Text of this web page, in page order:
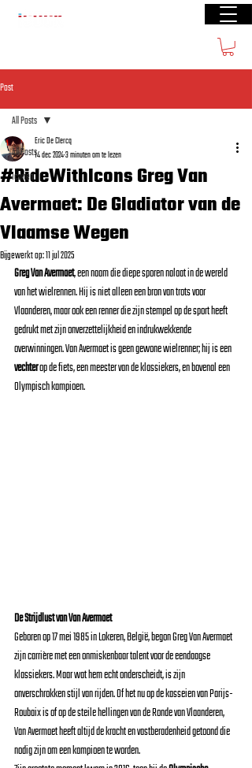
Post
All Posts
Iconen
All Posts
#RideWithIcons Greg Van
Avermaet: De Gladiator van de
Vlaamse Wegen
Eric De Clercq
14 dec 20243 minuten om te lezen
Bijgewerkt op:11 jul 2025
Greg Van Avermaet, een naam die diepe sporen nalaat in de wereld
van het wielrennen. Hij is niet alleen een bron van trots voor
Vlaanderen, maar ook een renner die zijn stempel op de sport heeft
gedrukt met zijn onverzettelijkheid en indrukwekkende
overwinningen. Van Avermaet is geen gewone wielrenner; hij is een
vechter op de fiets, een meester van de klassiekers, en bovenal een
Olympisch kampioen.
De Strijdlust van Van Avermaet
Geboren op 17 mei 1985 in Lokeren, België, begon Greg Van Avermaet
zijn carrière met een onmiskenbaar talent voor de eendaagse
klassiekers. Maar wat hem echt onderscheidt, is zijn
onverschrokken stijl van rijden. Of het nu op de kasseien van Parijs-
Roubaix is of op de steile hellingen van de Ronde van Vlaanderen,
Van Avermaet heeft altijd de kracht en vastberadenheid getoond die
nodig zijn om een kampioen te worden.